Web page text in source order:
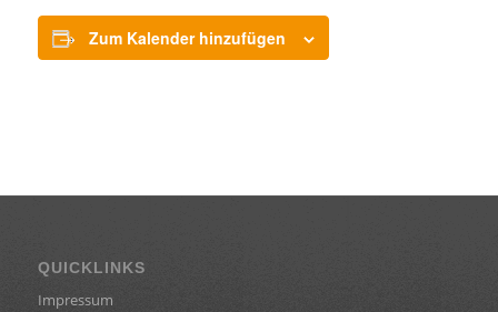
Zum Kalender hinzufügen
QUICKLINKS
Impressum